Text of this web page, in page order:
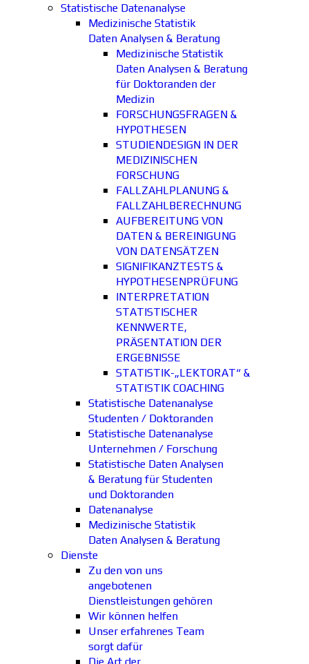
Statistische Datenanalyse
Medizinische Statistik
Daten Analysen & Beratung
Medizinische Statistik
Daten Analysen & Beratung
für Doktoranden der
Medizin
FORSCHUNGSFRAGEN &
HYPOTHESEN
STUDIENDESIGN IN DER
MEDIZINISCHEN
FORSCHUNG
FALLZAHLPLANUNG &
FALLZAHLBERECHNUNG
AUFBEREITUNG VON
DATEN & BEREINIGUNG
VON DATENSÄTZEN
SIGNIFIKANZTESTS &
HYPOTHESENPRÜFUNG
INTERPRETATION
STATISTISCHER
KENNWERTE,
PRÄSENTATION DER
ERGEBNISSE
STATISTIK-„LEKTORAT“ &
STATISTIK COACHING
Statistische Datenanalyse
Studenten / Doktoranden
Statistische Datenanalyse
Unternehmen / Forschung
Statistische Daten Analysen
& Beratung für Studenten
und Doktoranden
Datenanalyse
Medizinische Statistik
Daten Analysen & Beratung
Dienste
Zu den von uns
angebotenen
Dienstleistungen gehören
Wir können helfen
Unser erfahrenes Team
sorgt dafür